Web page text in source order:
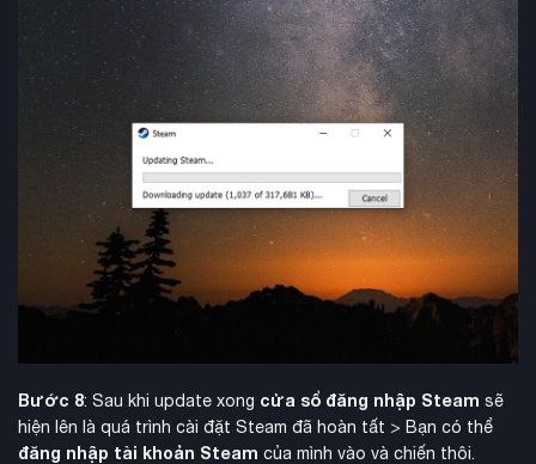
Bước 8: Sau khi update xong cửa sổ đăng nhập Steam sẽ
hiện lên là quá trình cài đặt Steam đã hoàn tất > Bạn có thể
đăng nhập tài khoản Steam của mình vào và chiến thôi.